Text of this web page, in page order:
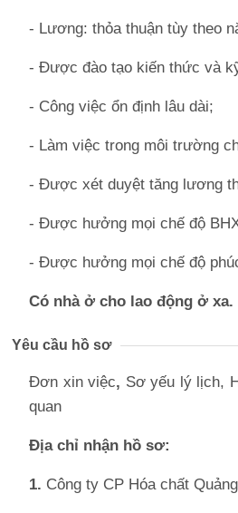
- Lương: thỏa thuận tùy theo
- Được đào tạo kiến thức và
- Công việc ổn định lâu dài;
- Làm việc trong môi trường
- Được xét duyệt tăng lương
- Được hưởng mọi chế độ
- Được hưởng mọi chế độ
Có nhà ở cho lao động ở xa.
Yêu cầu hồ sơ
Đơn xin việc, Sơ yếu lý lịch,
quan
Địa chỉ nhận hồ sơ:
1. Công ty CP Hóa chất